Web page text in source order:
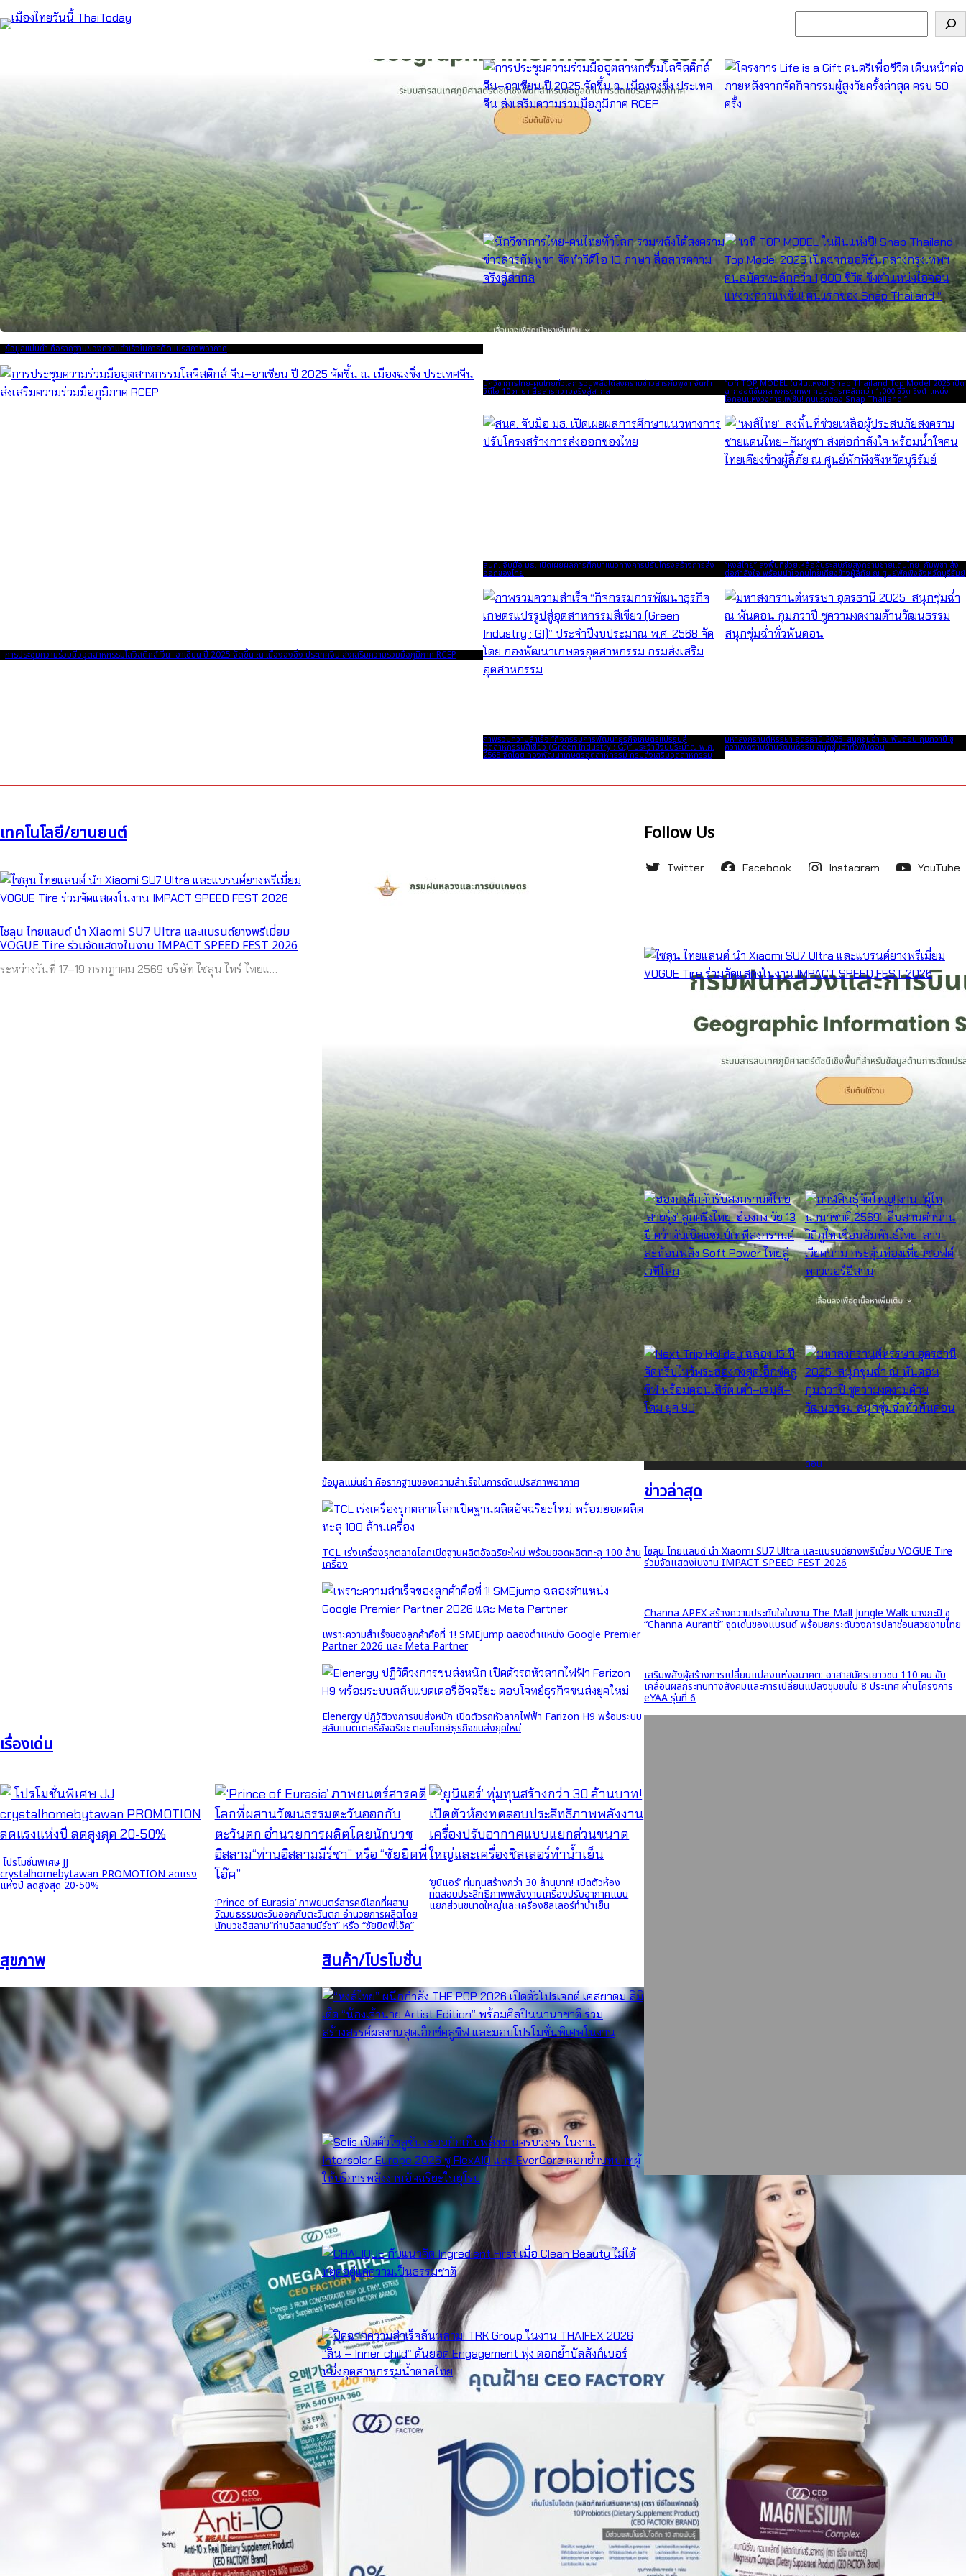
ข้อมูลแม่นยำ คือรากฐานของความสำเร็จในการดัดแปรสภาพอากาศ
การประชุมความร่วมมืออุตสาหกรรมโลจิสติกส์ จีน–อาเซียน ปี 2025 จัดขึ้น ณ เมืองฉงชิ่ง ประเทศจีน ส่งเสริมความร่วมมือภูมิภาค RCEP
การประชุมความร่วมมืออุตสาหกรรมโลจิสติกส์ จีน–อาเซียน ปี 2025 จัดขึ้น
ณ เมืองฉงชิ่ง ประเทศจีน ส่งเสริมความร่วมมือภูมิภาค RCEP
โครงการ Life is a Gift ดนตรีเพื่อชีวิต เดินหน้าต่อ ภายหลังจากจัด
กิจกรรมผู้สูงวัยครั้งล่าสุด ครบ 50 ครั้ง
นักวิชาการไทย-คนไทยทั่วโลก รวมพลังโต้สงครามข่าวสารกัมพูชา จัดทำ
วิดีโอ 10 ภาษา สื่อสารความจริงสู่สากล
“เวที TOP MODEL ในฝันแห่งปี! Snap Thailand Top Model 2025 เปิด
ฉากออดิชั่นกลางกรุงเทพฯ คนสมัครทะลักกว่า 1,000 ชีวิต ชิงตำแหน่ง
ไอคอนแห่งวงการแฟชั่น! คนแรกของ Snap Thailand “
สนค. จับมือ มธ. เปิดเผยผลการศึกษาแนวทางการปรับโครงสร้างการส่ง
ออกของไทย
“หงส์ไทย” ลงพื้นที่ช่วยเหลือผู้ประสบภัยสงครามชายแดนไทย–กัมพูชา ส่ง
ต่อกำลังใจ พร้อมน้ำใจคนไทยเคียงข้างผู้ลี้ภัย ณ ศูนย์พักพิงจังหวัดบุรีรัมย์
ภาพรวมความสำเร็จ “กิจกรรมการพัฒนาธุรกิจเกษตรแปรรูปสู่
อุตสาหกรรมสีเขียว (Green Industry : GI)” ประจำปีงบประมาณ พ.ศ.
2568 จัดโดย กองพัฒนาเกษตรอุตสาหกรรม กรมส่งเสริมอุตสาหกรรม
มหาสงกรานต์หรรษา อุดรธานี 2025 สนุกชุ่มฉ่ำ ณ พันดอน กุมภวาปี ชู
ความงดงามด้านวัฒนธรรม สนุกชุ่มฉ่ำทั่วพันดอน
เทคโนโลยี/ยานยนต์
ไซลุน ไทยแลนด์ นำ Xiaomi SU7 Ultra และแบรนด์ยางพรีเมี่ยม
VOGUE Tire ร่วมจัดแสดงในงาน IMPACT SPEED FEST 2026
ระหว่างวันที่ 17–19 กรกฎาคม 2569 บริษัท ไซลุน ไทร์ ไทยแ…
ข้อมูลแม่นยำ คือรากฐานของความสำเร็จในการดัดแปรสภาพอากาศ
TCL เร่งเครื่องรุกตลาดโลกเปิดฐานผลิตอัจฉริยะใหม่ พร้อมยอดผลิตทะลุ 100 ล้าน
เครื่อง
เพราะความสำเร็จของลูกค้าคือที่ 1! SMEjump ฉลองตำแหน่ง Google Premier
Partner 2026 และ Meta Partner
Elenergy ปฏิวัติวงการขนส่งหนัก เปิดตัวรถหัวลากไฟฟ้า Farizon H9 พร้อมระบบ
สลับแบตเตอรี่อัจฉริยะ ตอบโจทย์ธุรกิจขนส่งยุคใหม่
เรื่องเด่น
โปรโมชั่นพิเศษ JJ
crystalhomebytawan PROMOTION ลดแรง
แห่งปี ลดสูงสุด 20-50%
‘Prince of Eurasia’ ภาพยนตร์สารคดีโลกที่ผสาน
วัฒนธรรมตะวันออกกับตะวันตก อำนวยการผลิตโดย
นักบวชอิสลาม“ท่านอิสลามมีร์ซา” หรือ “ซัยยิดพี่โอ๊ค”
‘ยูนิแอร์’ ทุ่มทุนสร้างกว่า 30 ล้านบาท! เปิดตัวห้อง
ทดสอบประสิทธิภาพพลังงานเครื่องปรับอากาศแบบ
แยกส่วนขนาดใหญ่และเครื่องชิลเลอร์ทำน้ำเย็น
สุขภาพ สินค้า/โปรโมชั่น
“หงส์ไทย” ผนึกกำลัง THE POP 2026 เปิดตัวโปรเจกต์ เคสยาดม ลิมิ
เต็ด “น้องเจ้านาย Artist Edition” พร้อมศิลปินนานาชาติ ร่วม
สร้างสรรค์ผลงานสุดเอ็กซ์คลูซีฟ และมอบโปรโมชั่นพิเศษในงาน
“หงส์ไทย” ผนึกกำลัง THE POP 2026 เปิดตัวโปรเจกต์ เคสยาด…
Solis เปิดตัวโซลูชันระบบกักเก็บพลังงานครบวงจร ในงาน Intersolar Europe
2026 ชู FlexAIO และ EverCore ตอกย้ำบทบาทผู้ให้บริการพลังงานอัจฉริยะใน
ยุโรป
CHALIQUE กับแนวคิด Ingredient First เมื่อ Clean Beauty ไม่ได้หยุดอยู่แค่
ความเป็นธรรมชาติ
ปิดฉากความสำเร็จล้นหลาม! TRK Group ในงาน THAIFEX 2026 “ลิน – Inner
child” ดันยอด Engagement พุ่ง ตอกย้ำบัลลังก์เบอร์หนึ่งอุตสาหกรรมน้ำตาล
ไทย
Follow Us
Twitter Facebook Instagram
YouTube
ร่วมจัดแสดงในงาน IMPACT SPEED FEST 2026
Channa APEX สร้างความประทับใจในงาน The Mall Jungle Walk บางกะปิ ชู
“Channa Auranti” จุดเด่นของแบรนด์ พร้อมยกระดับวงการปลาช่อนสวยงามไทย
เสริมพลังผู้สร้างการเปลี่ยนแปลงแห่งอนาคต: อาสาสมัครเยาวชน 110 คน ขับ
เคลื่อนผลกระทบทางสังคมและการเปลี่ยนแปลงชุมชนใน 8 ประเทศ ผ่านโครงการ
Excel Poprad Casino Login App Sign Up
ท่องเที่ยว
ฮ่องกงคึกคักรับสงกรานต์ไทย ‘สายรุ้ง’
ลูกครึ่งไทย-ฮ่องกง วัย 13 ปี คว้าดับเบิล
แชมป์เทพีสงกรานต์ สะท้อนพลัง Soft
Power ไทยสู่เวทีโลก
กาฬสินธุ์จัดใหญ่! งาน “ผู้ไทนานาชาติ
2569” สืบสานตำนานวิถีภูไท
เชื่อมสัมพันธ์ไทย-ลาว-เวียดนาม กระตุ้น
ท่องเที่ยวซอฟต์พาวเวอร์อีสาน
Next Trip Holiday ฉลอง 15 ปี จัดทริป
ไหว้พระฮ่องกงสุดเอ็กซ์คลูซีฟ พร้อม
คอนเสิร์ต เต๋า–เจมส์–โดม ยุค 90
มหาสงกรานต์หรรษา อุดรธานี 2025
สนุกชุ่มฉ่ำ ณ พันดอน กุมภวาปี ชูความ
งดงามด้านวัฒนธรรม สนุกชุ่มฉ่ำทั่วพัน
ดอน
ข่าวล่าสุด
ไซลุน ไทยแลนด์ นำ Xiaomi SU7 Ultra และแบรนด์ยางพรีเมี่ยม VOGUE Tire
ร่วมจัดแสดงในงาน IMPACT SPEED FEST 2026
Channa APEX สร้างความประทับใจในงาน The Mall Jungle Walk บางกะปิ ชู
“Channa Auranti” จุดเด่นของแบรนด์ พร้อมยกระดับวงการปลาช่อนสวยงามไทย
เสริมพลังผู้สร้างการเปลี่ยนแปลงแห่งอนาคต: อาสาสมัครเยาวชน 110 คน ขับ
เคลื่อนผลกระทบทางสังคมและการเปลี่ยนแปลงชุมชนใน 8 ประเทศ ผ่านโครงการ
eYAA รุ่นที่ 6
Top 10 Casino In World